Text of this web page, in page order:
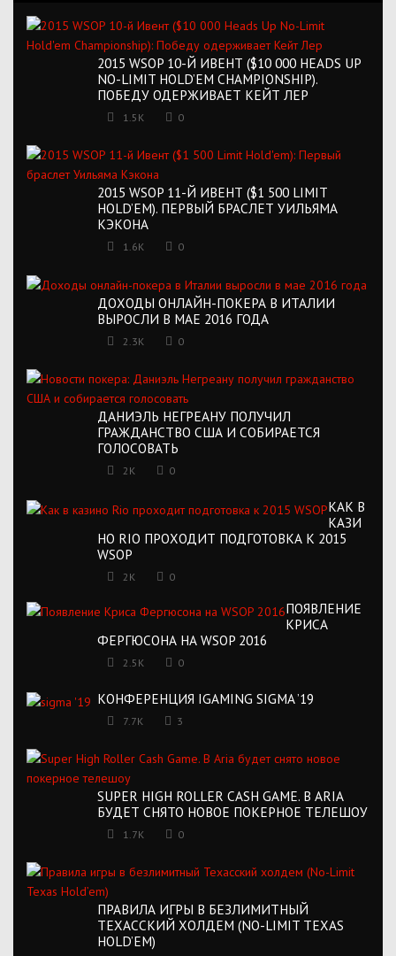
2015 WSOP 10-Й ИВЕНТ ($10 000 HEADS UP
NO-LIMIT HOLD’EM CHAMPIONSHIP).
ПОБЕДУ ОДЕРЖИВАЕТ КЕЙТ ЛЕР
1.5K 0
2015 WSOP 11-Й ИВЕНТ ($1 500 LIMIT
HOLD’EM). ПЕРВЫЙ БРАСЛЕТ УИЛЬЯМА
КЭКОНА
1.6K 0
ДОХОДЫ ОНЛАЙН-ПОКЕРА В ИТАЛИИ
ВЫРОСЛИ В МАЕ 2016 ГОДА
2.3K 0
ДАНИЭЛЬ НЕГРЕАНУ ПОЛУЧИЛ
ГРАЖДАНСТВО США И СОБИРАЕТСЯ
ГОЛОСОВАТЬ
2K 0
КАК В
КАЗИ
НО RIO ПРОХОДИТ ПОДГОТОВКА К 2015
WSOP
2K 0
ПОЯВЛЕНИЕ
КРИСА
ФЕРГЮСОНА НА WSOP 2016
2.5K 0
КОНФЕРЕНЦИЯ IGAMING SIGMA ’19
7.7K 3
SUPER HIGH ROLLER CASH GAME. В ARIA
БУДЕТ СНЯТО НОВОЕ ПОКЕРНОЕ ТЕЛЕШОУ
1.7K 0
ПРАВИЛА ИГРЫ В БЕЗЛИМИТНЫЙ
ТЕХАССКИЙ ХОЛДЕМ (NO-LIMIT TEXAS
HOLD’EM)